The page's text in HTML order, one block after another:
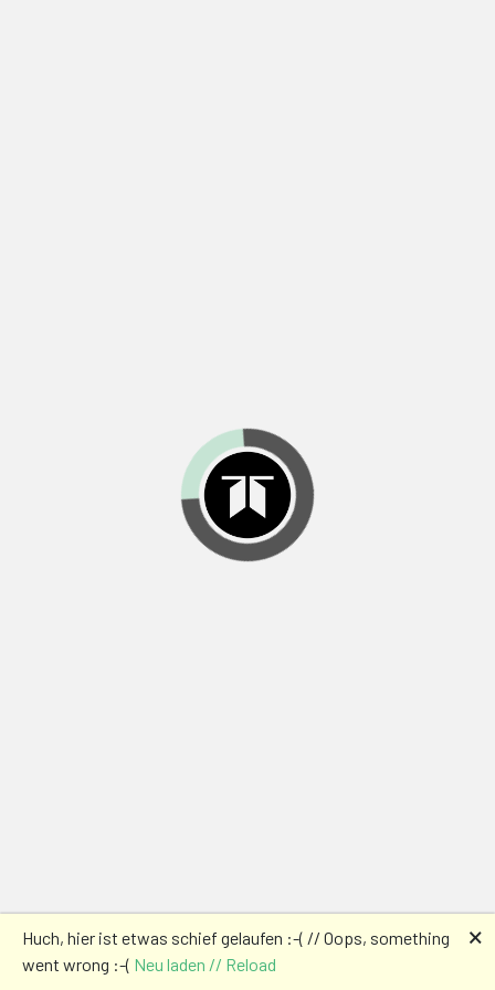
Huch, hier ist etwas schief gelaufen :-( // Oops, something
went wrong :-( Neu laden // Reload
🗙